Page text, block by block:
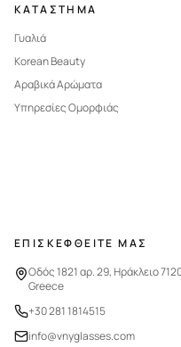
ΚΑΤΑΣΤΗΜΑ
Γυαλιά
Korean Beauty
Αραβικά Αρώματα
Υπηρεσίες Ομορφιάς
ΕΠΙΣΚΕΦΘΕΙΤΕ ΜΑΣ
Οδός 1821 αρ. 29, Ηράκλειο
Greece
+30 281 1814515
info@vnyglasses.com